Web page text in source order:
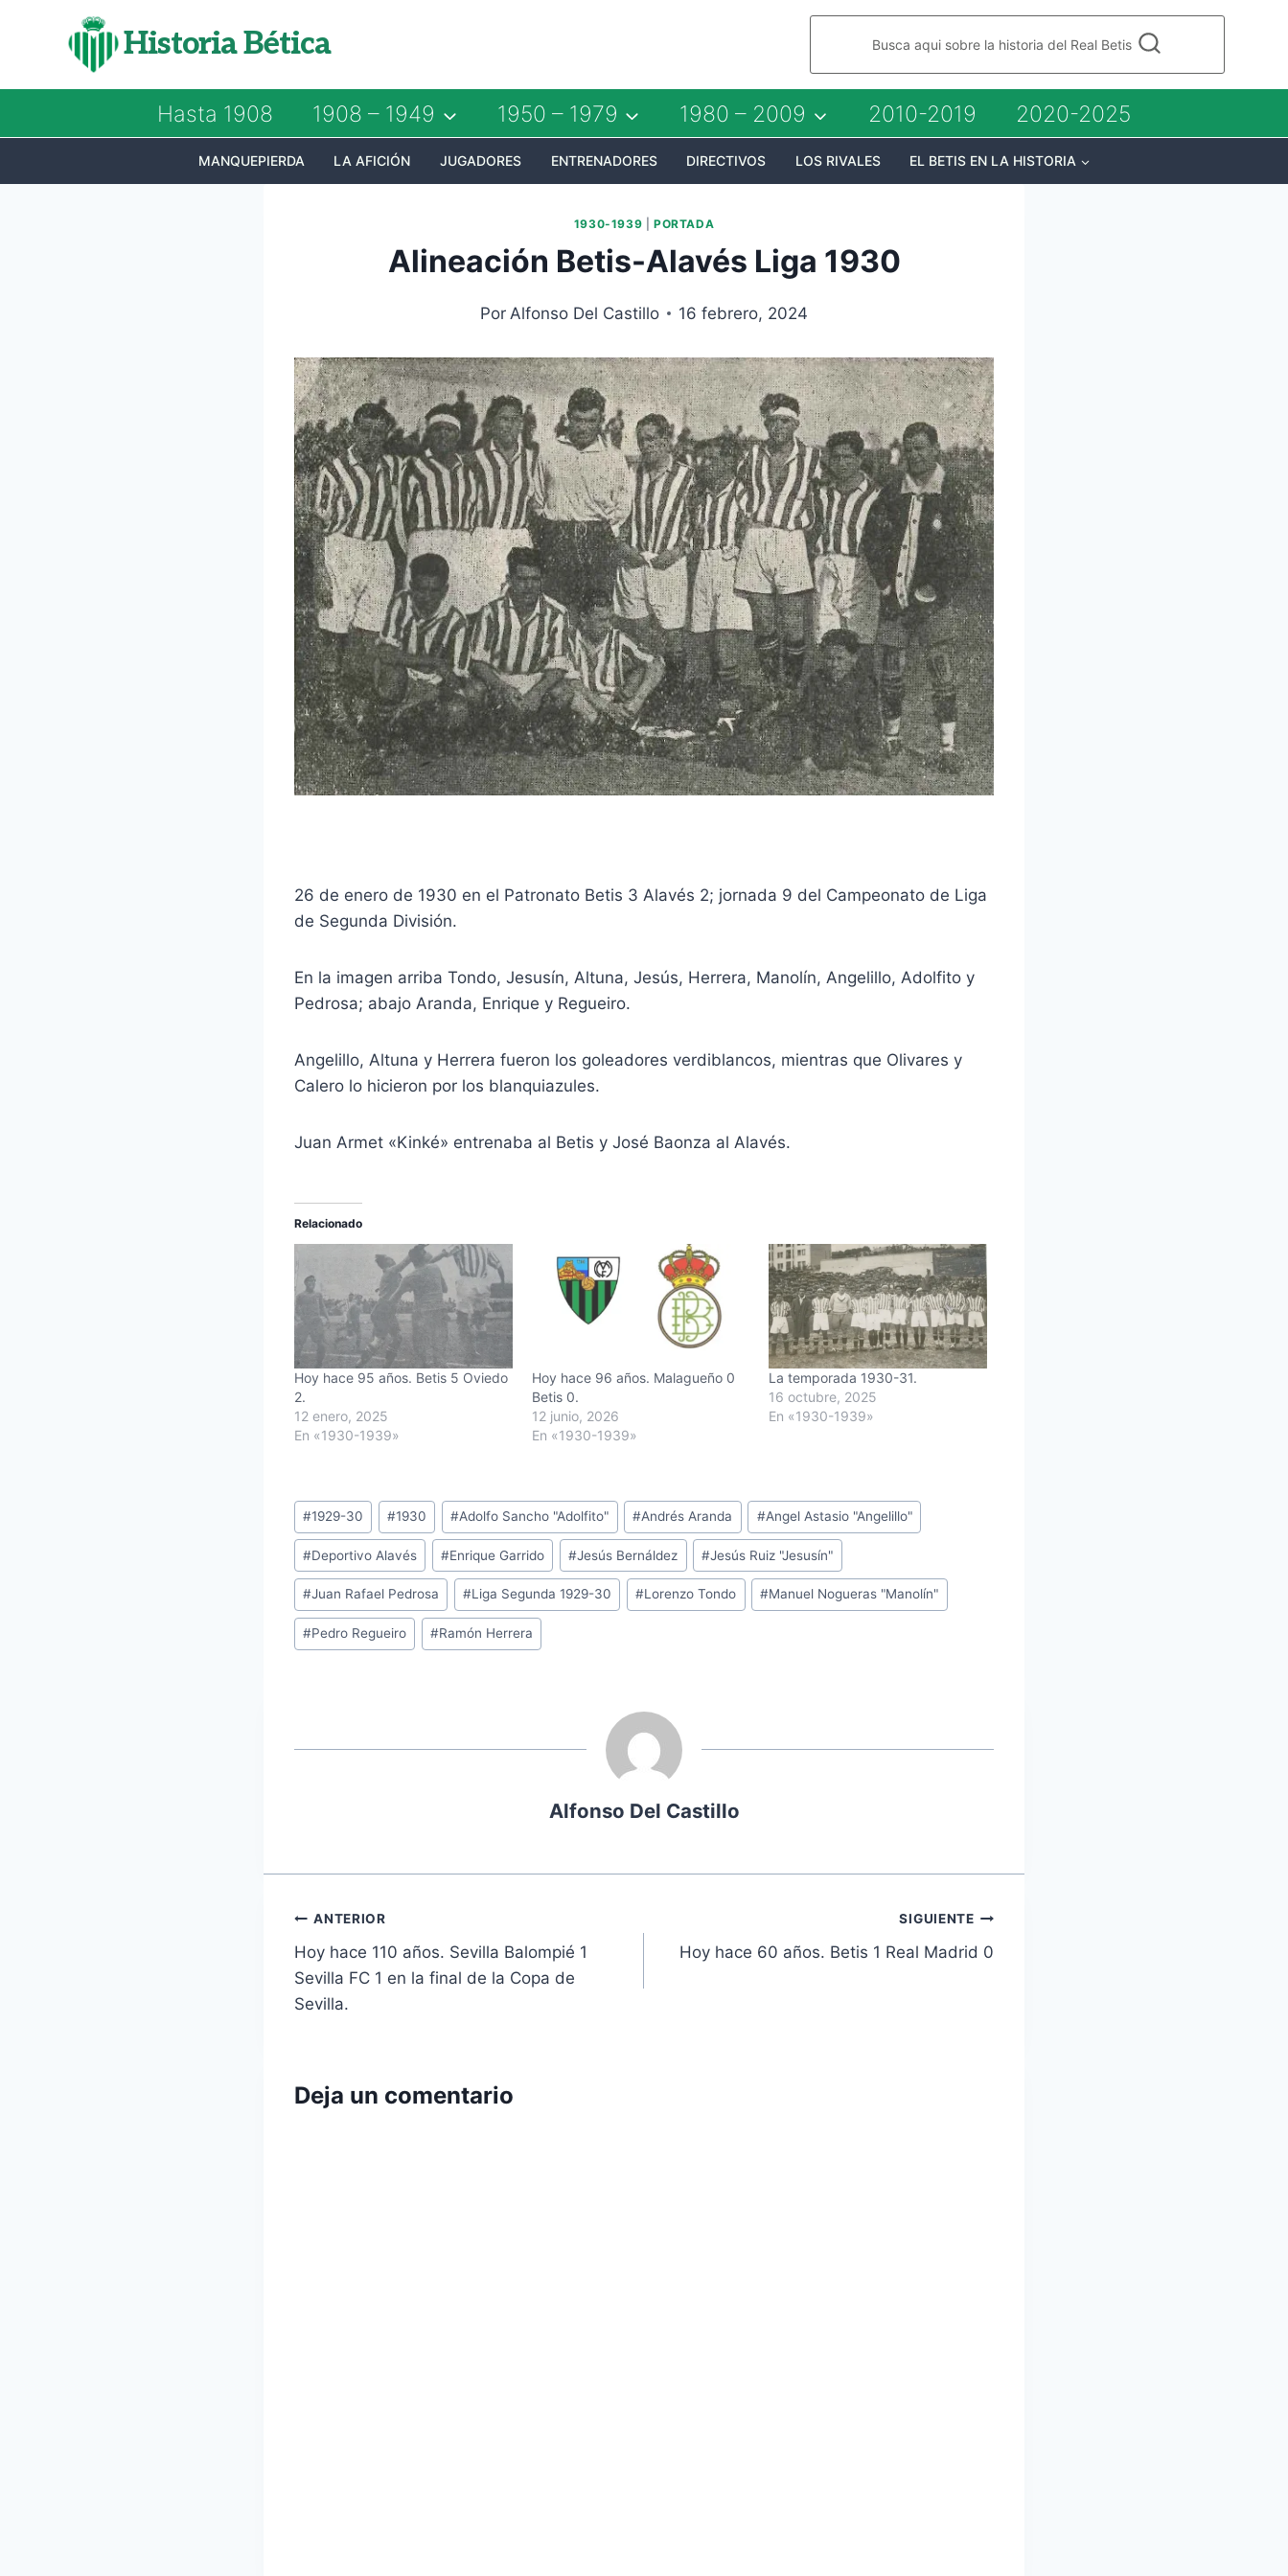
Historia Bética Busca aqui sobre la historia del Real Betis
Hasta 1908 1908 – 1949 1950 – 1979 1980 – 2009 2010-2019 2020-2025
MANQUEPIERDA LA AFICIÓN JUGADORES ENTRENADORES DIRECTIVOS LOS RIVALES EL BETIS EN LA HISTORIA
1930-1939 PORTADA
Alineación Betis-Alavés Liga 1930
Por Alfonso Del Castillo 16 febrero, 2024
26 de enero de 1930 en el Patronato Betis 3 Alavés 2; jornada 9 del Campeonato de Liga
de Segunda División.
En la imagen arriba Tondo, Jesusín, Altuna, Jesús, Herrera, Manolín, Angelillo, Adolfito y
Pedrosa; abajo Aranda, Enrique y Regueiro.
Angelillo, Altuna y Herrera fueron los goleadores verdiblancos, mientras que Olivares y
Calero lo hicieron por los blanquiazules.
Juan Armet «Kinké» entrenaba al Betis y José Baonza al Alavés.
Relacionado
Hoy hace 95 años. Betis 5 Oviedo
2.
12 enero, 2025
En «1930-1939»
Hoy hace 96 años. Malagueño 0
Betis 0.
12 junio, 2026
En «1930-1939»
La temporada 1930-31.
16 octubre, 2025
En «1930-1939»
Etiquetas
de
la
entrada:
#1929-30 #1930 #Adolfo Sancho "Adolfito" #Andrés Aranda #Angel Astasio "Angelillo"
#Deportivo Alavés #Enrique Garrido #Jesús Bernáldez #Jesús Ruiz "Jesusín"
#Juan Rafael Pedrosa #Liga Segunda 1929-30 #Lorenzo Tondo #Manuel Nogueras "Manolín"
#Pedro Regueiro #Ramón Herrera
Alfonso Del Castillo
Navegación
de
entradas
ANTERIOR
Hoy hace 110 años. Sevilla Balompié 1
Sevilla FC 1 en la final de la Copa de
Sevilla.
SIGUIENTE
Hoy hace 60 años. Betis 1 Real Madrid 0
Deja un comentario